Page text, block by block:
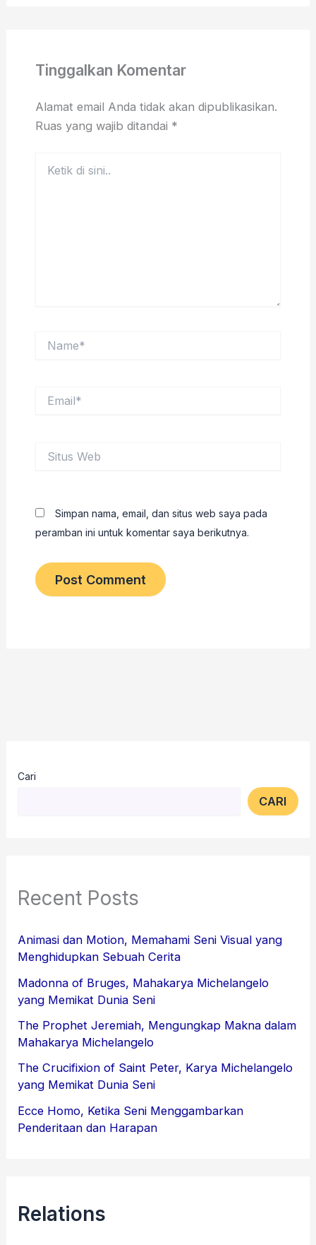
Tinggalkan Komentar
Alamat email Anda tidak akan dipublikasikan.
Ruas yang wajib ditandai *
Web
Simpan nama, email, dan situs web saya pada
peramban ini untuk komentar saya berikutnya.
Cari
CARI
Recent Posts
Animasi dan Motion, Memahami Seni Visual yang
Menghidupkan Sebuah Cerita
Madonna of Bruges, Mahakarya Michelangelo
yang Memikat Dunia Seni
The Prophet Jeremiah, Mengungkap Makna dalam
Mahakarya Michelangelo
The Crucifixion of Saint Peter, Karya Michelangelo
yang Memikat Dunia Seni
Ecce Homo, Ketika Seni Menggambarkan
Penderitaan dan Harapan
Relations